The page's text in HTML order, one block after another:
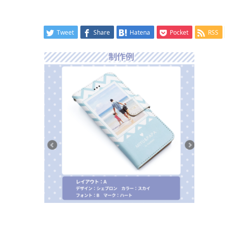
Tweet Share Hatena Pocket RSS